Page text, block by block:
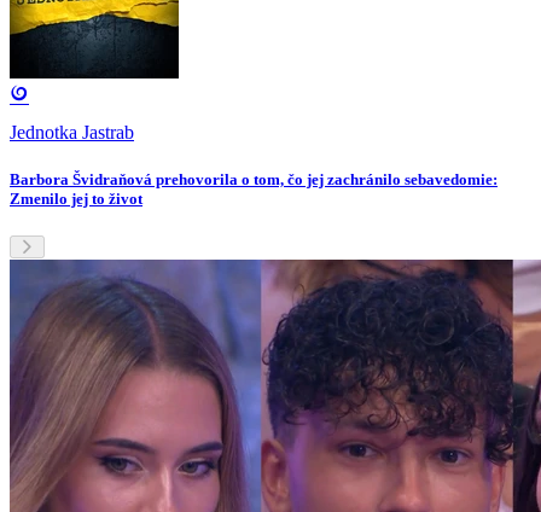
Jednotka Jastrab
Barbora Švidraňová prehovorila o tom, čo jej zachránilo sebavedomie:
Zmenilo jej to život